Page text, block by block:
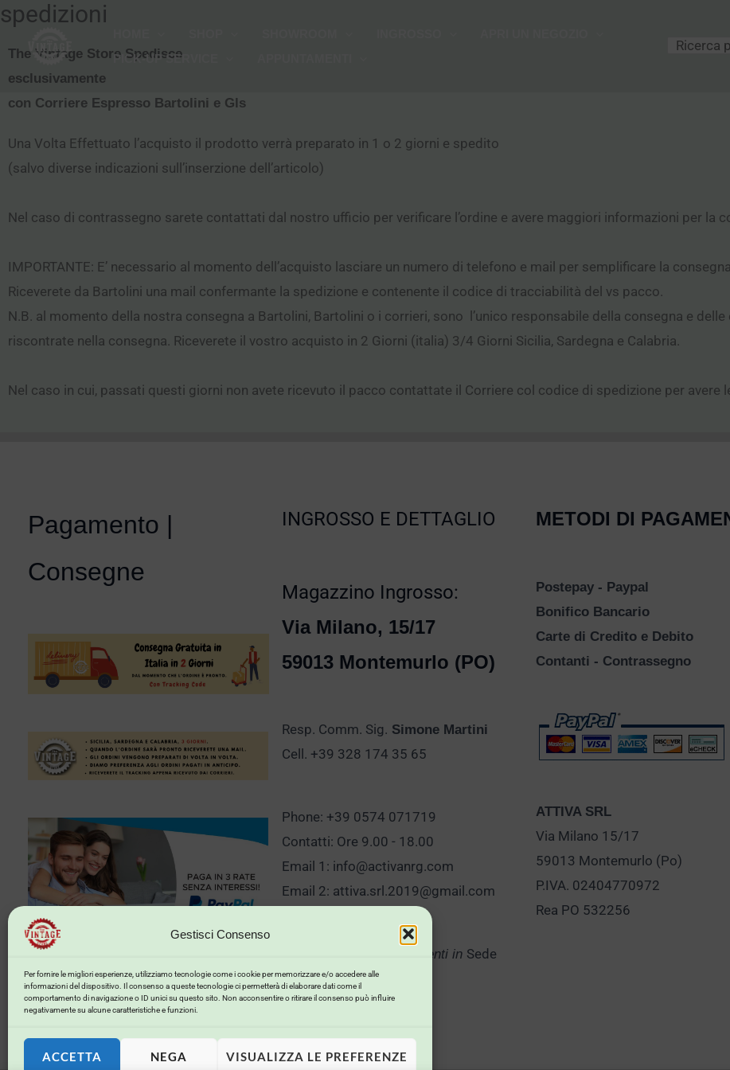
Gestisci Consenso
Per fornire le migliori esperienze, utilizziamo tecnologie come i cookie per memorizzare e/o accedere alle
informazioni del dispositivo. Il consenso a queste tecnologie ci permetterà di elaborare dati come il
comportamento di navigazione o ID unici su questo sito. Non acconsentire o ritirare il consenso può influire
negativamente su alcune caratteristiche e funzioni.
ACCETTA NEGA VISUALIZZA LE PREFERENZE
Vai
contenuto
PICK-UP SERVICE
spedizioni
The Vintage Store Spedisce
esclusivamente
con Corriere Espresso Bartolini e Gls
Una Volta Effettuato l’acquisto il prodotto verrà preparato in 1 o 2 giorni e spedito
(salvo diverse indicazioni sull’inserzione dell’articolo)
Nel caso di contrassegno sarete contattati dal nostro ufficio per verificare l’ordine e avere maggiori informazioni per la
IMPORTANTE: E’ necessario al momento dell’acquisto lasciare un numero di telefono e mail per semplificare la
Riceverete da Bartolini una mail confermante la spedizione e contenente il codice di tracciabilità del vs pacco.
N.B. al momento della nostra consegna a Bartolini, Bartolini o i corrieri, sono l’unico responsabile della consegna e
riscontrate nella consegna. Riceverete il vostro acquisto in 2 Giorni (italia) 3/4 Giorni Sicilia, Sardegna e Calabria.
Nel caso in cui, passati questi giorni non avete ricevuto il pacco contattate il Corriere col codice di spedizione per avere
Pagamento |
Consegne
INGROSSO E DETTAGLIO
Magazzino Ingrosso:
Via Milano, 15/17
59013 Montemurlo (PO)
Resp. Comm. Sig. Simone Martini
Cell. +39 328 174 35 65
Phone: +39 0574 071719
Contatti: Ore 9.00 - 18.00
Email 1: info@activanrg.com
Email 2: attiva.srl.2019@gmail.com
Clicca qui per Appuntamenti in Sede
METODI DI
Postepay - Paypal
Bonifico Bancario
Carte di Credito e Debito
Contanti - Contrassegno
ATTIVA SRL
Via Milano 15/17
59013 Montemurlo (Po)
P.IVA. 02404770972
Rea PO 532256